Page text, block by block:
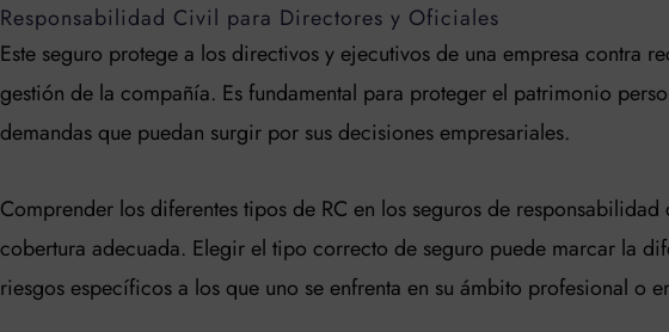
Responsabilidad Civil para Directores y Oficiales
Este seguro protege a los directivos y ejecutivos de una empresa contra
gestión de la compañía. Es fundamental para proteger el patrimonio
demandas que puedan surgir por sus decisiones empresariales.
Comprender los diferentes tipos de RC en los seguros de
cobertura adecuada. Elegir el tipo correcto de seguro puede marcar la
riesgos específicos a los que uno se enfrenta en su ámbito profesional o